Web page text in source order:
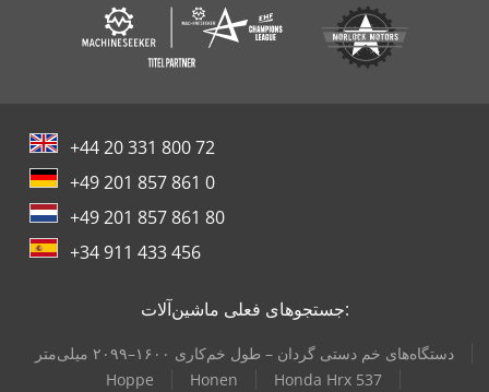
+44 20 331 800 72
+49 201 857 861 0
+49 201 857 861 80
+34 911 433 456
جستجوهای فعلی ماشین‌آلات:
دستگاه‌های خم دستی گردان – طول خم‌کاری ۱۶۰۰–۲۰۹۹ میلی‌متر
Hoppe
Honen
Honda Hrx 537